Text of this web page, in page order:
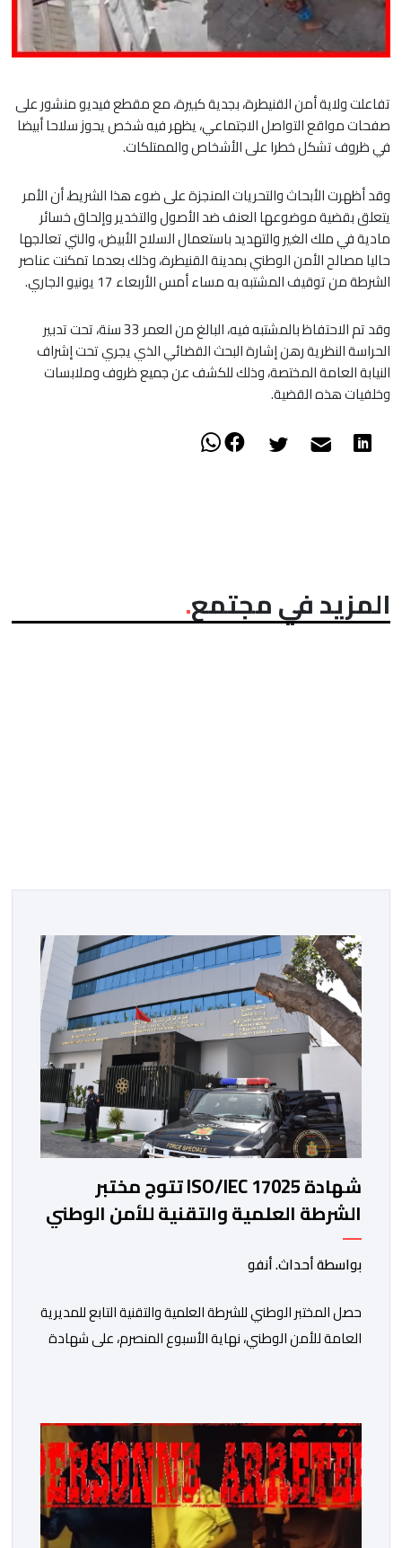
تفاعلت ولاية أمن القنيطرة، بجدية كبيرة، مع مقطع فيديو منشور على
صفحات مواقع التواصل الاجتماعي، يظهر فيه شخص يحوز سلاحا أبيضا
في ظروف تشكل خطرا على الأشخاص والممتلكات.
وقد أظهرت الأبحاث والتحريات المنجزة على ضوء هذا الشريط، أن الأمر
يتعلق بقضية موضوعها العنف ضد الأصول والتخدير وإلحاق خسائر
مادية في ملك الغير والتهديد باستعمال السلاح الأبيض، والتي تعالجها
حاليا مصالح الأمن الوطني بمدينة القنيطرة، وذلك بعدما تمكنت عناصر
الشرطة من توقيف المشتبه به مساء أمس الأربعاء 17 يونيو الجاري.
وقد تم الاحتفاظ بالمشتبه فيه، البالغ من العمر 33 سنة، تحت تدبير
الحراسة النظرية رهن إشارة البحث القضائي الذي يجري تحت إشراف
النيابة العامة المختصة، وذلك للكشف عن جميع ظروف وملابسات
وخلفيات هذه القضية.
المزيد في مجتمع
شهادة ISO/IEC 17025 تتوج مختبر
الشرطة العلمية والتقنية للأمن الوطني
في مختلف الخبرات الجنائية
بواسطة أحداث. أنفو
حصل المختبر الوطني للشرطة العلمية والتقنية التابع للمديرية
العامة للأمن الوطني، نهاية الأسبوع المنصرم، على شهادة
فيها فروع البيولوجيا والكيمياء، وتدقيق وفحص الوثائق،
والحرائق والمتفجرات، وكذا الآثار الرقمية والمخدرات والمواد
السمومية.وكانت المنظمة الأمريكية للاعتماد والتقييس
″The ANSI National Accreditation Board″، المختصة […]